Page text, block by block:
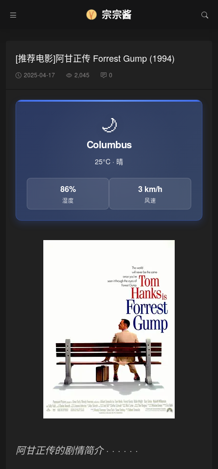
宗宗酱
[推荐电影]阿甘正传 Forrest Gump (1994)
2025-04-17 2,045 0
🌙
Columbus
25°C · 晴
86%
湿度
3 km/h
风速
阿甘正传的剧情简介· · · · · ·